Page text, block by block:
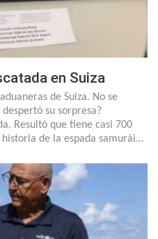
en Suiza
de Suiza. No se
su sorpresa?
Resultó que tiene casi 700
historia de la espada samurái…